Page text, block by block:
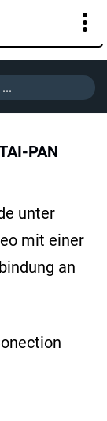
PAN
unter
mit einer
an